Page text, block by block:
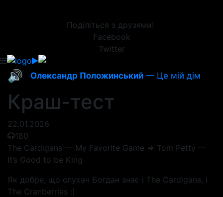
Поділіться з друзями!
Facebook
Twitter
🔊 Олександр Положинський — Це мій дім
Краш-тест
22.01.2026
180
The Cardigans — My Favorite Game => Tom Petty —
It’s Good to be King
Як добре, що слухач Богдан знає і The Cardigans, і
The Cranberries :)